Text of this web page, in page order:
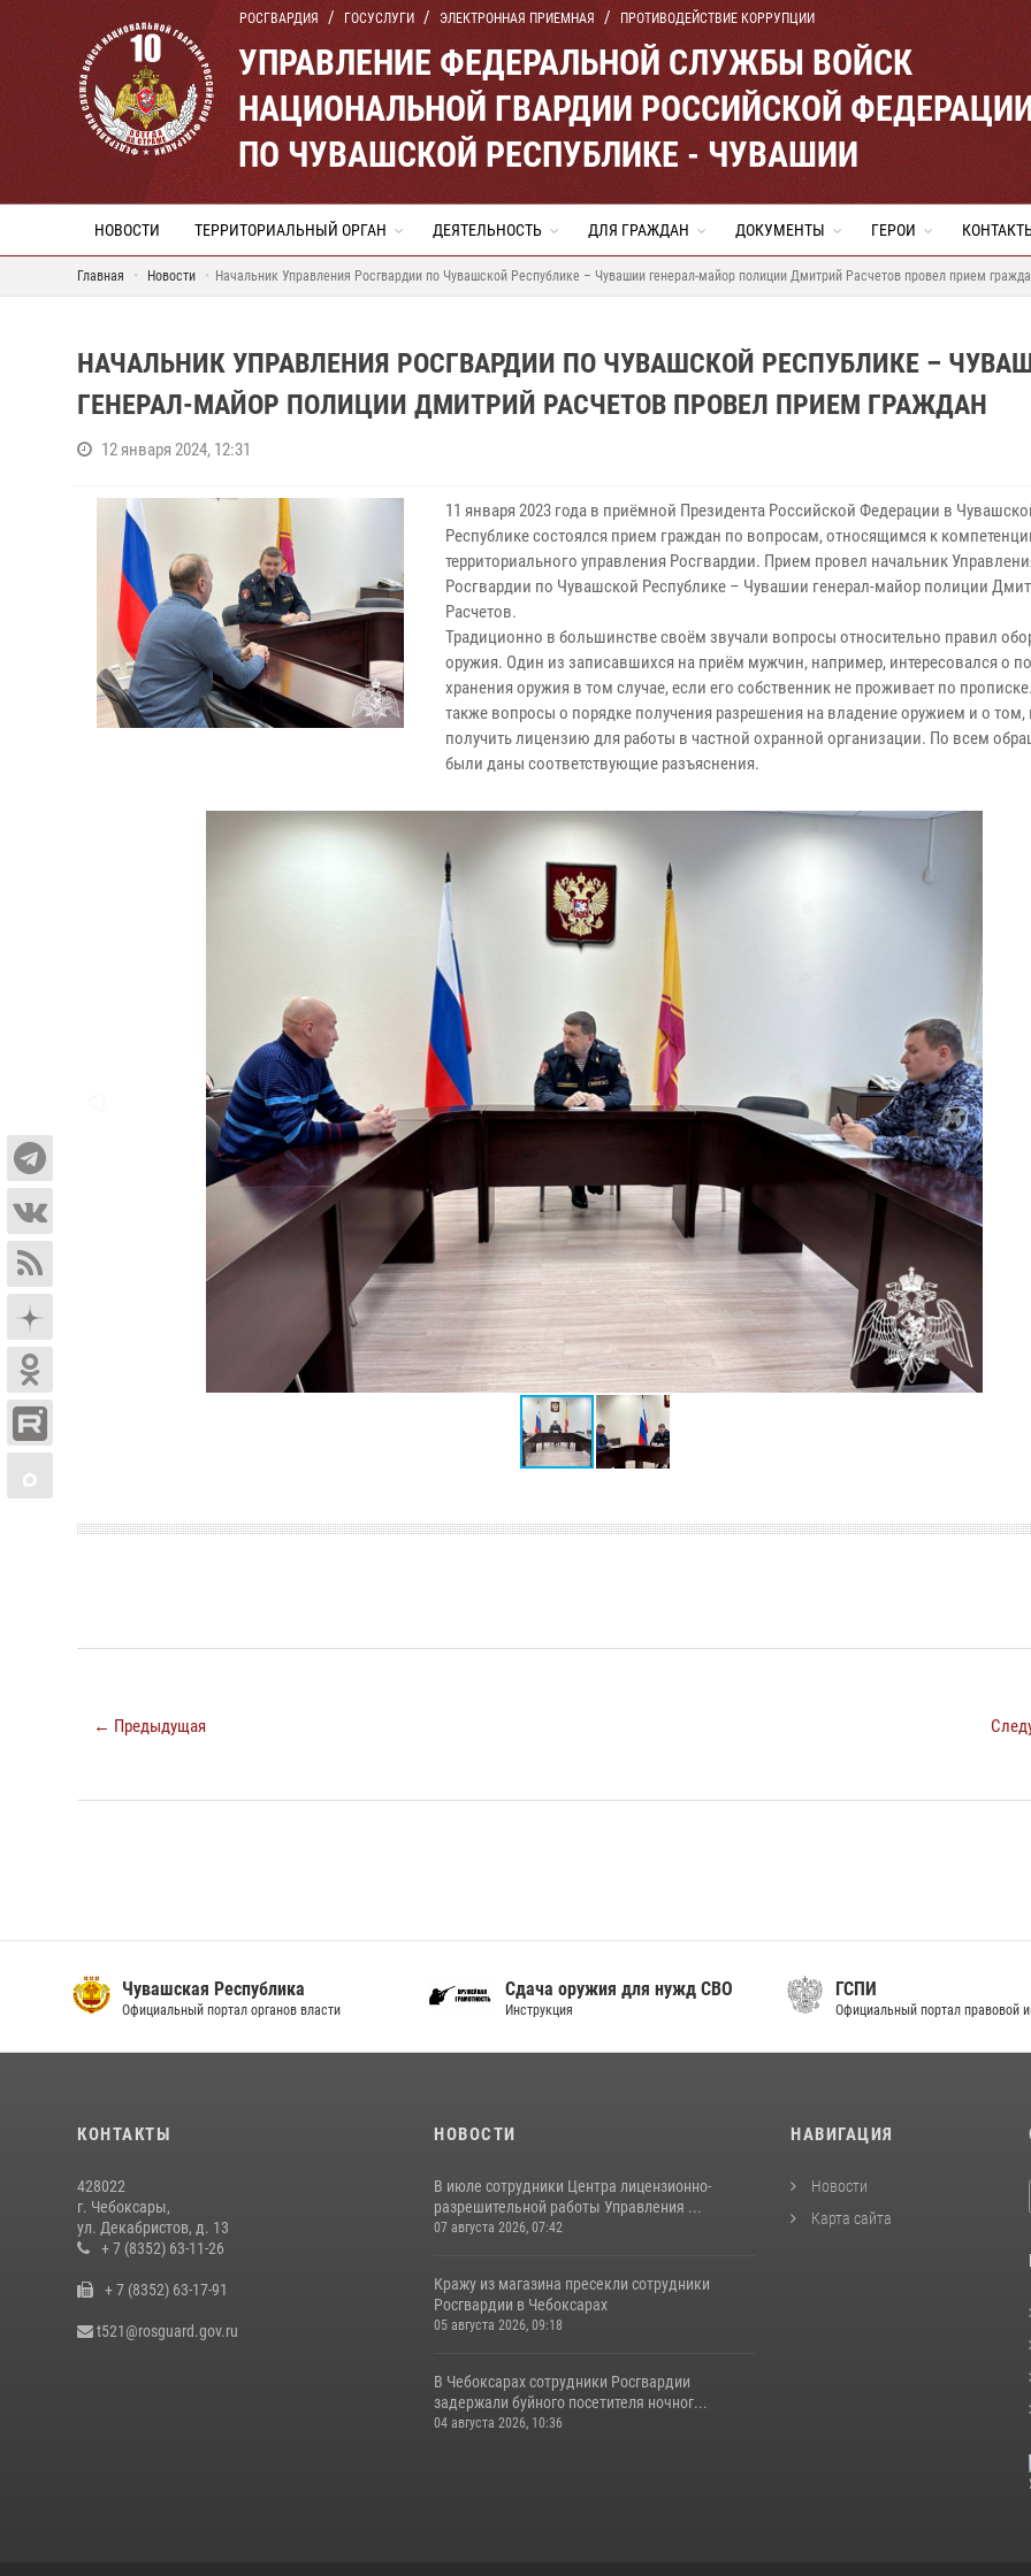
РОСГВАРДИЯ ГОСУСЛУГИ ЭЛЕКТРОННАЯ ПРИЕМНАЯ ПРОТИВОДЕЙСТВИЕ КОРРУПЦИИ
УПРАВЛЕНИЕ ФЕДЕРАЛЬНОЙ СЛУЖБЫ ВОЙСК
НАЦИОНАЛЬНОЙ ГВАРДИИ РОССИЙСКОЙ
ПО ЧУВАШСКОЙ РЕСПУБЛИКЕ - ЧУВАШИИ
НОВОСТИ ТЕРРИТОРИАЛЬНЫЙ ОРГАН ДЕЯТЕЛЬНОСТЬ ДЛЯ ГРАЖДАН ДОКУМЕНТЫ ГЕРОИ
Главная Новости Начальник Управления Росгвардии по Чувашской Республике – Чувашии генерал-майор полиции Дмитрий Расчетов провел прием
НАЧАЛЬНИК УПРАВЛЕНИЯ РОСГВАРДИИ ПО ЧУВАШСКОЙ РЕСПУБЛИКЕ –
ГЕНЕРАЛ-МАЙОР ПОЛИЦИИ ДМИТРИЙ РАСЧЕТОВ ПРОВЕЛ ПРИЕМ ГРАЖДАН
12 января 2024, 12:31
11 января 2023 года в приёмной Президента Российской Федерации в
Республике состоялся прием граждан по вопросам, относящимся к
территориального управления Росгвардии. Прием провел начальник
Росгвардии по Чувашской Республике – Чувашии генерал-майор полиции
Расчетов.
Традиционно в большинстве своём звучали вопросы относительно правил
оружия. Один из записавшихся на приём мужчин, например, интересовался о
хранения оружия в том случае, если его собственник не проживает по
также вопросы о порядке получения разрешения на владение оружием и о том,
получить лицензию для работы в частной охранной организации. По всем
были даны соответствующие разъяснения.
← Предыдущая
Чувашская Республика
Официальный портал органов власти
Сдача оружия для нужд СВО
Инструкция
ГСПИ
Официальный портал правовой
КОНТАКТЫ
428022
г. Чебоксары,
ул. Декабристов, д. 13
+ 7 (8352) 63-11-26
+ 7 (8352) 63-17-91
t521@rosguard.gov.ru
НОВОСТИ
В июле сотрудники Центра лицензионно-
разрешительной работы Управления ...
07 августа 2026, 07:42
Кражу из магазина пресекли сотрудники
Росгвардии в Чебоксарах
05 августа 2026, 09:18
В Чебоксарах сотрудники Росгвардии
задержали буйного посетителя ночног...
04 августа 2026, 10:36
НАВИГАЦИЯ
Новости
Карта сайта